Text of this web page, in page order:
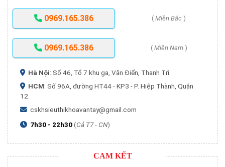
0969.165.386 ( Miền Bắc )
0969.165.386 ( Miền Nam)
Hà Nội: Số 46, Tổ 7 khu ga, Văn Điển, Thanh Trì
HCM: Số 96A, đường HT44 - KP3 - P. Hiệp Thành, Quận
12.
cskhsieuthikhoavantay@gmail.com
7h30 - 22h30(Cả T7 - CN)
CAM KẾT